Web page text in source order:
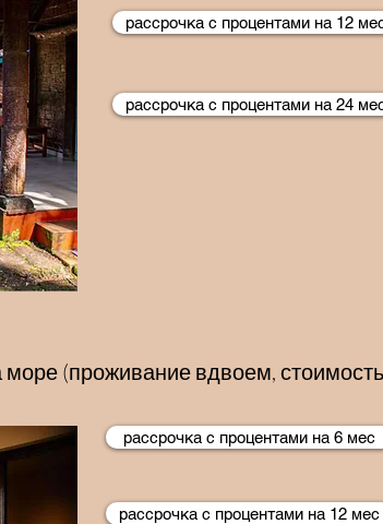
рассрочка с процентами на 12
рассрочка с процентами на 24
(проживание вдвоем,
рассрочка с процентами на 6 мес
рассрочка с процентами на 12 мес